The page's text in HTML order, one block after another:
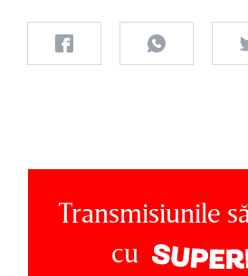
Transmisiunile
cu